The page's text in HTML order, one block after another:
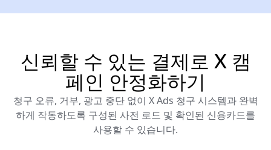
신뢰할 수 있는 결제로 X 캠
페인 안정화하기
청구 오류, 거부, 광고 중단 없이 X Ads 청구 시스템과 완벽
하게 작동하도록 구성된 사전 로드 및 확인된 신용카드를
사용할 수 있습니다.